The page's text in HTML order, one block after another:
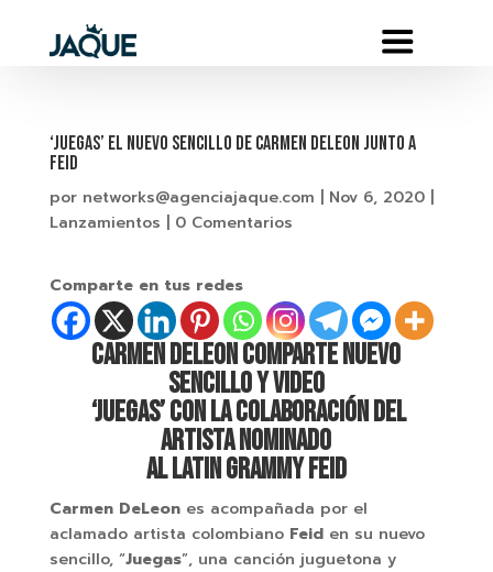
‘JUEGAS’ EL NUEVO SENCILLO DE CARMEN DELEON JUNTO A
FEID
por networks@agenciajaque.com Nov 6, 2020|
Lanzamientos
0 Comentarios
Comparte en tus redes
CARMEN DELEON COMPARTE NUEVO
SENCILLO Y VIDEO
‘JUEGAS’CON LA COLABORACIÓN DEL
ARTISTA NOMINADO
AL LATIN GRAMMY FEID
Carmen DeLeones acompañada por el
aclamado artista colombiano Feiden su nuevo
sencillo, “Juegas”, una canción juguetona y